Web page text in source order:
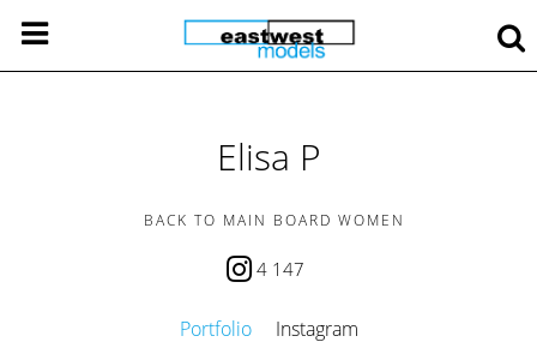
Elisa P
BACK TO MAIN BOARD WOMEN
4 147
Portfolio Instagram